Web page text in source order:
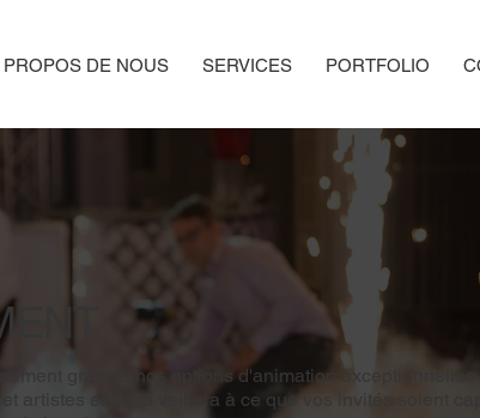
PROPOS DE NOUS SERVICES PORTFOLIO
grâce à nos options d'animation
et artistes experts veillera à ce que vos invités soient